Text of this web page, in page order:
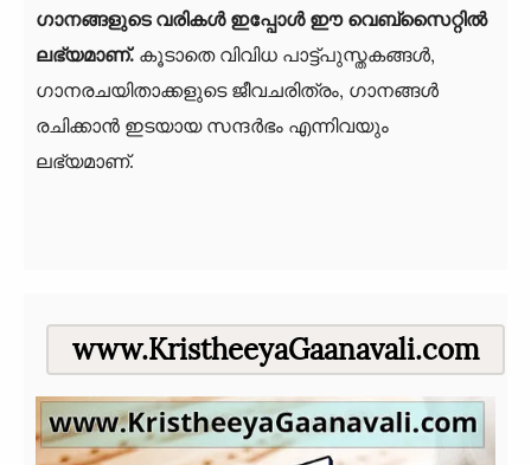
ഗാനങ്ങളുടെ വരികള്‍ ഇപ്പോള്‍ ഈ വെബ്‌സൈറ്റില്‍
ലഭ്യമാണ്. കൂടാതെ വിവിധ പാട്ട്പുസ്തകങ്ങള്‍,
ഗാനരചയിതാക്കളുടെ ജീവചരിത്രം, ഗാനങ്ങള്‍
രചിക്കാന്‍ ഇടയായ സന്ദര്‍ഭം എന്നിവയും
ലഭ്യമാണ്.
www.KristheeyaGaanavali.com